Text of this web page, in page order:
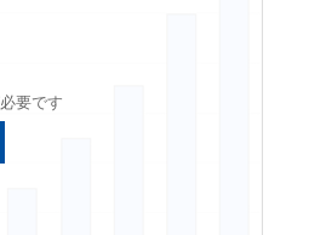
要です